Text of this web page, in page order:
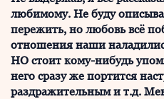
любимому. Не буду
пережить, но любовь всё
отношения наши
НО стоит кому-нибудь
него сразу же портится
раздражительным и т.д.